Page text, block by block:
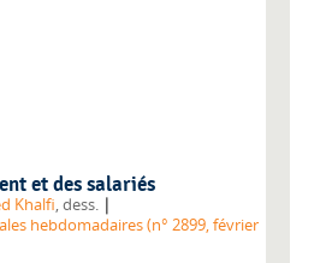
et des salariés
Khalfi, dess. |
hebdomadaires (n° 2899, février